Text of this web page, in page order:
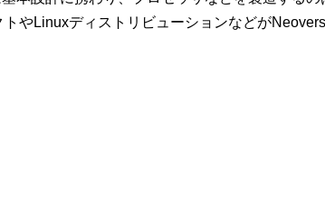
やLinuxディストリビューションなどが